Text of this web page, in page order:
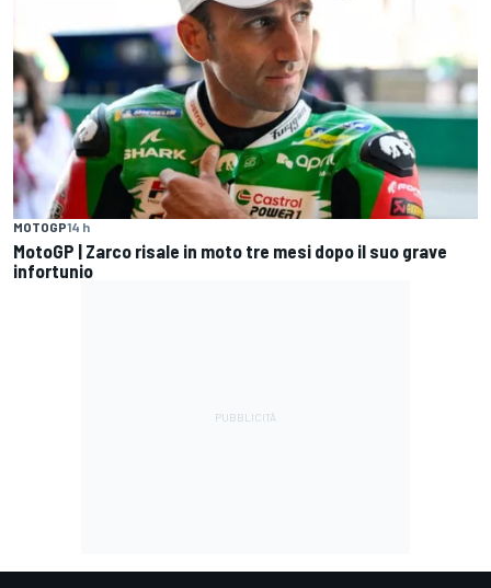
MOTOGP14 h
MotoGP | Zarco risale in moto tre mesi dopo il suo grave
infortunio